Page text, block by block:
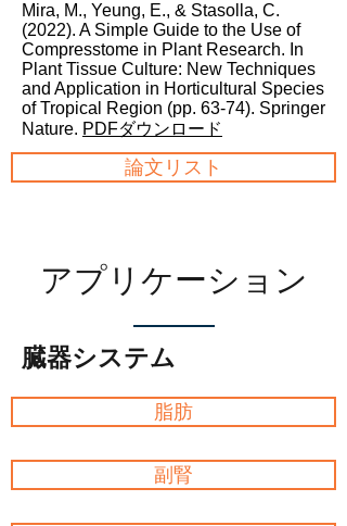
Mira, M., Yeung, E., & Stasolla, C.
(2022). A Simple Guide to the Use of
Compresstome in Plant Research. In
Plant Tissue Culture: New Techniques
and Application in Horticultural Species
of Tropical Region (pp. 63-74). Springer
Nature.​ PDFダウンロード
論文リスト
アプリケーション
臓器システム
脂肪
副腎